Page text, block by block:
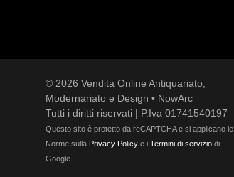
antichi
Tappeti, Arazzi e Tessuti
Vetri antichi
© 2026 Vendita Online Antiquariato,
Modernariato e Design • NowArc
Tutti i diritti riservati | P.Iva 01741540197
Questo sito è protetto da reCAPTCHA e si applicano le
Norme sulla Privacy Policy e i Termini di servizio di
Google.